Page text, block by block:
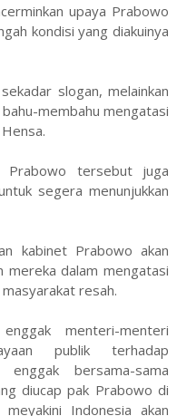
upaya Prabowo
kondisi yang diakuinya
slogan, melainkan
membahu mengatasi
Prabowo tersebut juga
segera menunjukkan
kabinet Prabowo akan
mereka dalam mengatasi
resah.
menteri-menteri
publik terhadap
bersama-sama
diucap pak Prabowo di
Indonesia akan